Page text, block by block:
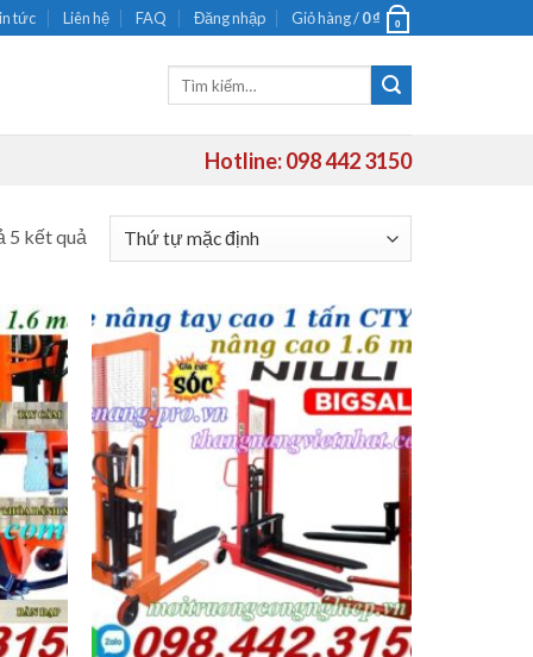
tức Liên hệ FAQ Đăng nhập Giỏ hàng /0₫ 0
Hotline: 098 442 3150
5 kết quả